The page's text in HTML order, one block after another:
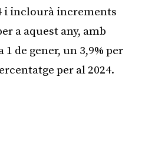
i inclourà increments
a aquest any, amb
de gener, un 3,9% per
per al 2024.